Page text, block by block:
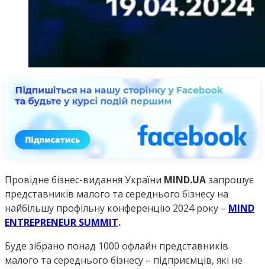
Провідне бізнес-видання України MIND.UAзапрошує
представників малого та середнього бізнесу на
найбільшу профільну конференцію 2024 року – MIND
ENTREPRENEUR SUMMIT.
Буде зібрано понад 1000 офлайн представників
малого та середнього бізнесу – підприємців, які не